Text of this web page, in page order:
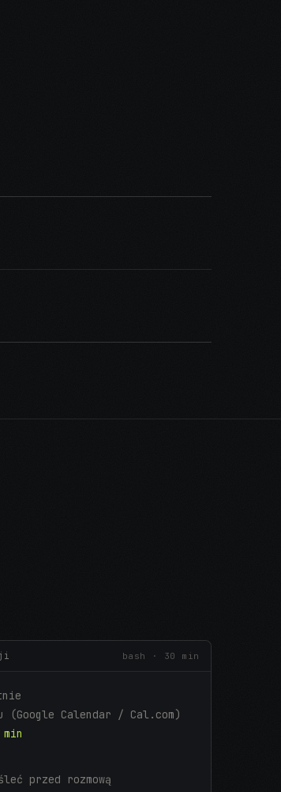
bash · 30 min
Calendar / Cal.com)
przed rozmową